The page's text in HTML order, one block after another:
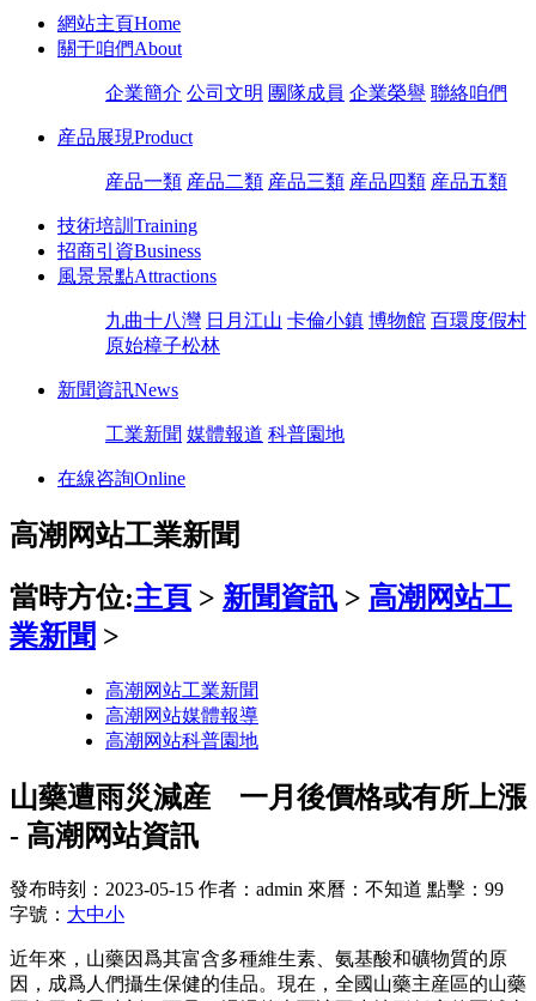
網站主頁Home
關于咱們About
企業簡介 公司文明 團隊成員 企業榮譽 聯絡咱們
産品展現Product
産品一類 産品二類 産品三類 産品四類 産品五類
技術培訓 Training
招商引資Business
風景景點Attractions
九曲十八灣 日月江山 卡倫小鎮 博物館 百環度假村
原始樟子松林
新聞資訊News
工業新聞 媒體報道 科普園地
在線咨詢Online
高潮网站工業新聞
當時方位:主頁 > 新聞資訊 > 高潮网站工
業新聞 >
高潮网站工業新聞
高潮网站媒體報導
高潮网站科普園地
山藥遭雨災減産 一月後價格或有所上漲
- 高潮网站資訊
發布時刻：2023-05-15 作者：admin 來曆：不知道 點擊：99
字號： 大中小
近年來，山藥因爲其富含多種維生素、氨基酸和礦物質的原
因，成爲人們攝生保健的佳品。現在，全國山藥主産區的山藥